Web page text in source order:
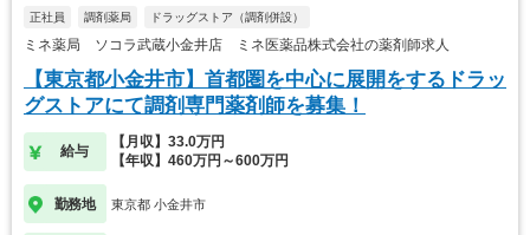
正社員 調剤薬局 ドラッグストア（調剤併設）
ミネ薬局 ソコラ武蔵小金井店 ミネ医薬品株式会社の薬剤師求人
【東京都小金井市】首都圏を中心に展開をするドラッ
グストアにて調剤専門薬剤師を募集！
給与
【月収】33.0万円
【年収】460万円～600万円
勤務地 東京都 小金井市